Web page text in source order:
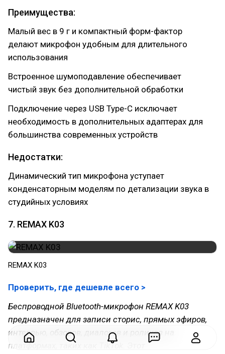
Преимущества:
Малый вес в 9 г и компактный форм-фактор
делают микрофон удобным для длительного
использования
Встроенное шумоподавление обеспечивает
чистый звук без дополнительной обработки
Подключение через USB Type-C исключает
необходимость в дополнительных адаптерах для
большинства современных устройств
Недостатки:
Динамический тип микрофона уступает
конденсаторным моделям по детализации звука в
студийных условиях
7. REMAX K03
REMAX K03
Проверить, где дешевле всего >
Беспроводной Bluetooth-микрофон REMAX K03
предназначен для записи сторис, прямых эфиров,
интервью, обзоров, диалогов и роликов на
платформах, таких как TikTok. Этот